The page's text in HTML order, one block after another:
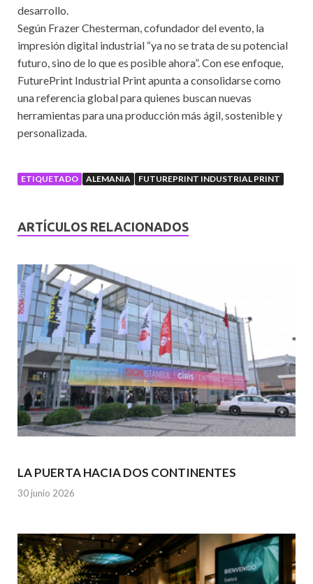
desarrollo.
Según Frazer Chesterman, cofundador del evento, la
impresión digital industrial “ya no se trata de su potencial
futuro, sino de lo que es posible ahora”. Con ese enfoque,
FuturePrint Industrial Print apunta a consolidarse como
una referencia global para quienes buscan nuevas
herramientas para una producción más ágil, sostenible y
personalizada.
ETIQUETADO ALEMANIA FUTUREPRINT INDUSTRIAL PRINT
ARTÍCULOS RELACIONADOS
LA PUERTA HACIA DOS CONTINENTES
30 junio 2026